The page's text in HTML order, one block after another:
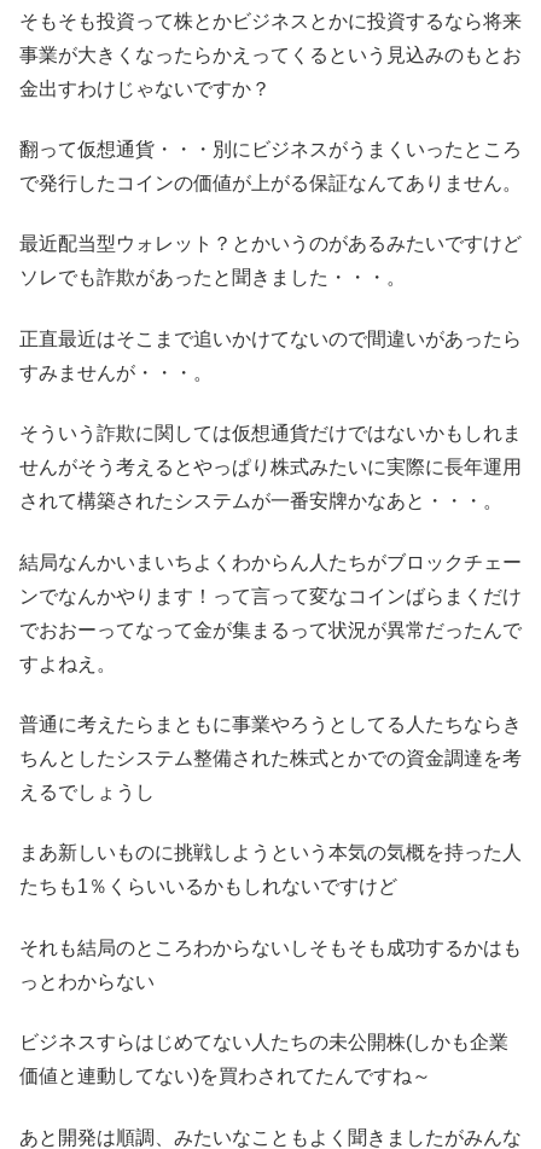
そもそも投資って株とかビジネスとかに投資するなら将来
事業が大きくなったらかえってくるという見込みのもとお
金出すわけじゃないですか？
翻って仮想通貨・・・別にビジネスがうまくいったところ
で発行したコインの価値が上がる保証なんてありません。
最近配当型ウォレット？とかいうのがあるみたいですけど
ソレでも詐欺があったと聞きました・・・。
正直最近はそこまで追いかけてないので間違いがあったら
すみませんが・・・。
そういう詐欺に関しては仮想通貨だけではないかもしれま
せんがそう考えるとやっぱり株式みたいに実際に長年運用
されて構築されたシステムが一番安牌かなあと・・・。
結局なんかいまいちよくわからん人たちがブロックチェー
ンでなんかやります！って言って変なコインばらまくだけ
でおおーってなって金が集まるって状況が異常だったんで
すよねえ。
普通に考えたらまともに事業やろうとしてる人たちならき
ちんとしたシステム整備された株式とかでの資金調達を考
えるでしょうし
まあ新しいものに挑戦しようという本気の気概を持った人
たちも1％くらいいるかもしれないですけど
それも結局のところわからないしそもそも成功するかはも
っとわからない
ビジネスすらはじめてない人たちの未公開株(しかも企業
価値と連動してない)を買わされてたんですね～
あと開発は順調、みたいなこともよく聞きましたがみんな